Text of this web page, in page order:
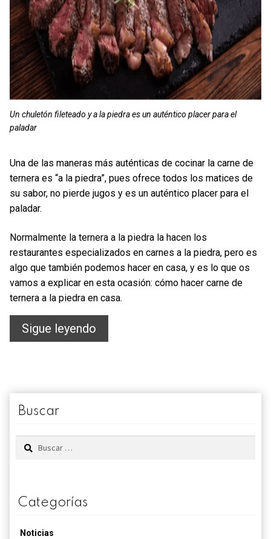
Un chuletón fileteado y a la piedra es un auténtico placer para el
paladar
Una de las maneras más auténticas de cocinar la carne de
ternera es “a la piedra”, pues ofrece todos los matices de
su sabor, no pierde jugos y es un auténtico placer para el
paladar.
Normalmente la ternera a la piedra la hacen los
restaurantes especializados en carnes a la piedra, pero es
algo que también podemos hacer en casa, y es lo que os
vamos a explicar en esta ocasión: cómo hacer carne de
ternera a la piedra en casa.
Sigue leyendo
Buscar
Buscar:
Categorías
Noticias